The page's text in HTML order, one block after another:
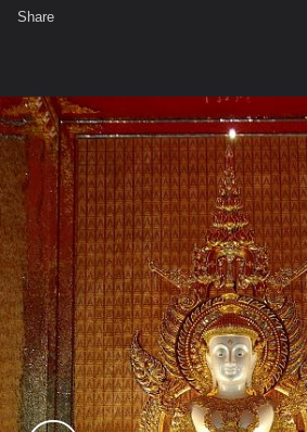
... รูปภาพ General ปอยหลวง
SDone3
หน้าแรก เว็บบอร์ด มีอะไรให
คอลเล็คชั่น สถานที่ กล้อง แท็ก
ภาษาไทย
Share